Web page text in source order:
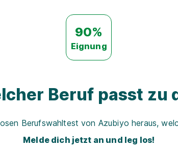
90%
Eignung
Beruf passt zu
Berufswahltest von Azubiyo heraus,
Melde dich jetzt an und leg los!